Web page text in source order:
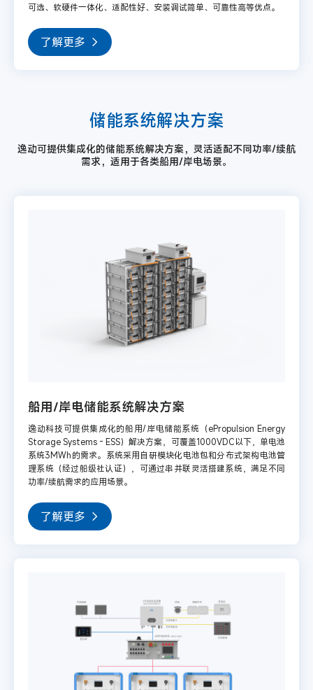
可选、软硬件一体化、适配性好、安装调试简单、可靠性高等优点。
了解更多
储能系统解决方案
逸动可提供集成化的储能系统解决方案，灵活适配不同功率/续航
需求，适用于各类船用/岸电场景。
船用/岸电储能系统解决方案
逸动科技可提供集成化的船用/岸电储能系统（ePropulsion Energy
Storage Systems - ESS）解决方案，可覆盖1000VDC以下，单电池
系统3MWh的需求。系统采用自研模块化电池包和分布式架构电池管
理系统（经过船级社认证），可通过串并联灵活搭建系统，满足不同
功率/续航需求的应用场景。
了解更多